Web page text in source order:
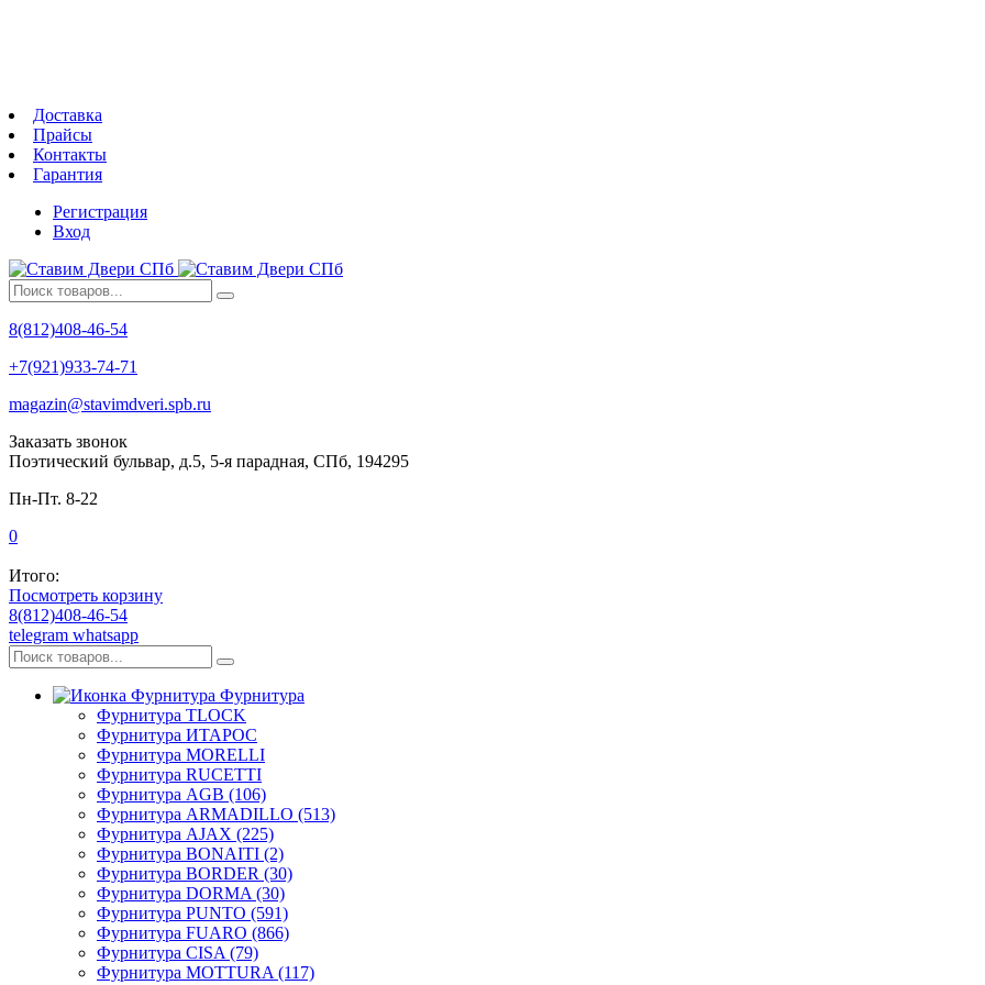
Доставка
Прайсы
Контакты
Гарантия
Регистрация
Вход
8(812)408-46-54
+7(921)933-74-71
magazin@stavimdveri.spb.ru
Заказать звонок
Поэтический бульвар, д.5, 5-я парадная, СПб, 194295
Пн-Пт. 8-22
0
Итого:
Посмотреть корзину
8(812)408-46-54
telegram whatsapp
Фурнитура
Фурнитура TLOCK
Фурнитура ИТАРОС
Фурнитура MORELLI
Фурнитура RUCETTI
Фурнитура AGB (106)
Фурнитура ARMADILLO (513)
Фурнитура AJAX (225)
Фурнитура BONAITI (2)
Фурнитура BORDER (30)
Фурнитура DORMA (30)
Фурнитура PUNTO (591)
Фурнитура FUARO (866)
Фурнитура CISA (79)
Фурнитура MOTTURA (117)